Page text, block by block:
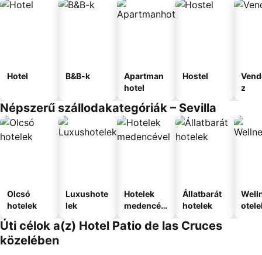
Hotel B&B-k
Apartman
hotel
Hostel
z
Népszerű szállodakategóriák – Sevilla
Olcsó
hotelek
Luxushote
lek
Hotelek
medencév
Állatbarát
hotelek
Úti célok a(z) Hotel Patio de las Cruces
közelében